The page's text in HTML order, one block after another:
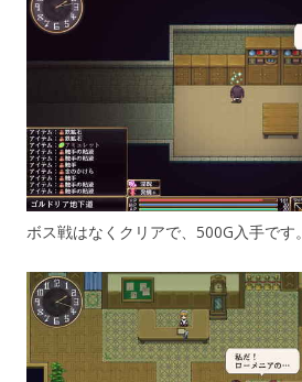
ボス戦はなくクリアで、500G入手です。